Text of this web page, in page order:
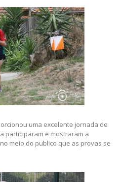
uma excelente jornada de
participaram e mostraram a
meio do publico que as provas se